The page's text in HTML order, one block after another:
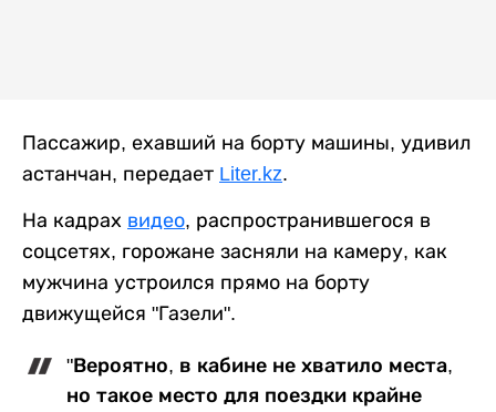
Пассажир, ехавший на борту машины, удивил
астанчан, передает Liter.kz.
На кадрах видео, распространившегося в
соцсетях, горожане засняли на камеру, как
мужчина устроился прямо на борту
движущейся "Газели".
"Вероятно, в кабине не хватило места,
но такое место для поездки крайне